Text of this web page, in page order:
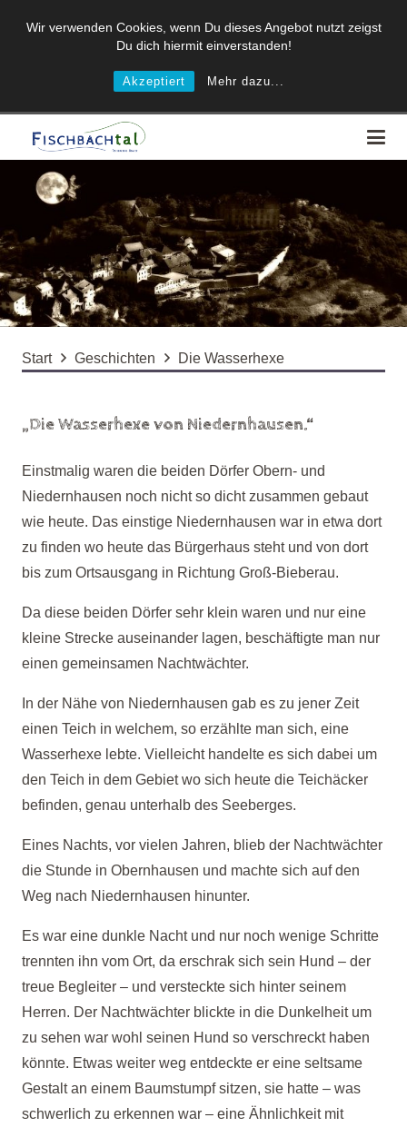
Wir verwenden Cookies, wenn Du dieses Angebot nutzt zeigst
Du dich hiermit einverstanden!
Akzeptiert Mehr dazu...
Start Geschichten Die Wasserhexe
„Die Wasserhexe von Niedernhausen.“
Einstmalig waren die beiden Dörfer Obern- und
Niedernhausen noch nicht so dicht zusammen gebaut
wie heute. Das einstige Niedernhausen war in etwa dort
zu finden wo heute das Bürgerhaus steht und von dort
bis zum Ortsausgang in Richtung Groß-Bieberau.
Da diese beiden Dörfer sehr klein waren und nur eine
kleine Strecke auseinander lagen, beschäftigte man nur
einen gemeinsamen Nachtwächter.
In der Nähe von Niedernhausen gab es zu jener Zeit
einen Teich in welchem, so erzählte man sich, eine
Wasserhexe lebte. Vielleicht handelte es sich dabei um
den Teich in dem Gebiet wo sich heute die Teichäcker
befinden, genau unterhalb des Seeberges.
Eines Nachts, vor vielen Jahren, blieb der Nachtwächter
die Stunde in Obernhausen und machte sich auf den
Weg nach Niedernhausen hinunter.
Es war eine dunkle Nacht und nur noch wenige Schritte
trennten ihn vom Ort, da erschrak sich sein Hund – der
treue Begleiter – und versteckte sich hinter seinem
Herren. Der Nachtwächter blickte in die Dunkelheit um
zu sehen war wohl seinen Hund so verschreckt haben
könnte. Etwas weiter weg entdeckte er eine seltsame
Gestalt an einem Baumstumpf sitzen, sie hatte – was
schwerlich zu erkennen war – eine Ähnlichkeit mit